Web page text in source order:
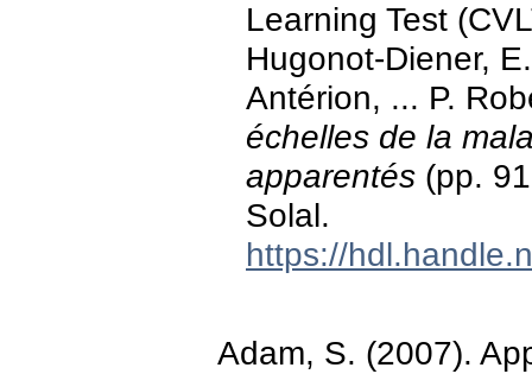
Learning Test
Hugonot-Diener,
Antérion, ... P.
échelles de la
apparentés (pp.
Solal.
https://
Adam, S. (2007).